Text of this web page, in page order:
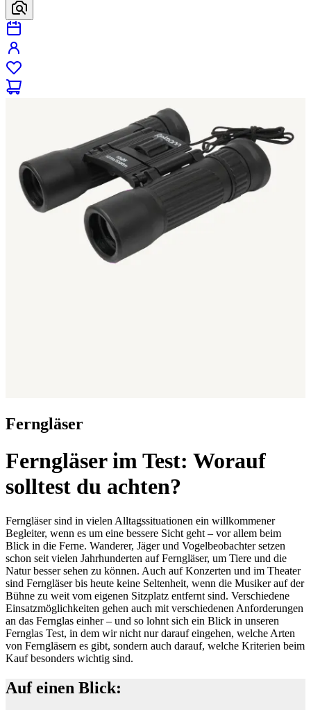
Ferngläser
Ferngläser im Test: Worauf
solltest du achten?
Ferngläser sind in vielen Alltagssituationen ein willkommener
Begleiter, wenn es um eine bessere Sicht geht – vor allem beim
Blick in die Ferne. Wanderer, Jäger und Vogelbeobachter setzen
schon seit vielen Jahrhunderten auf Ferngläser, um Tiere und die
Natur besser sehen zu können. Auch auf Konzerten und im Theater
sind Ferngläser bis heute keine Seltenheit, wenn die Musiker auf der
Bühne zu weit vom eigenen Sitzplatz entfernt sind. Verschiedene
Einsatzmöglichkeiten gehen auch mit verschiedenen Anforderungen
an das Fernglas einher – und so lohnt sich ein Blick in unseren
Fernglas Test, in dem wir nicht nur darauf eingehen, welche Arten
von Ferngläsern es gibt, sondern auch darauf, welche Kriterien beim
Kauf besonders wichtig sind.
Auf einen Blick: